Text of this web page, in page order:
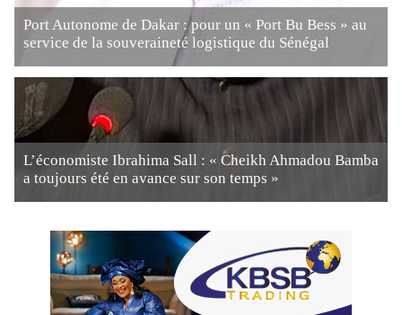
Port Autonome de Dakar : pour un « Port Bu Bess » au
service de la souveraineté logistique du Sénégal
L’économiste Ibrahima Sall : « Cheikh Ahmadou Bamba
a toujours été en avance sur son temps »